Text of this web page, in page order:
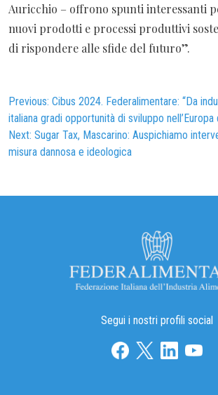
Auricchio – offrono spunti interessanti
nuovi prodotti e processi produttivi
di rispondere alle sfide del futuro”.
Navigazione
articoli
Previous: Cibus 2024. Federalimentare: “Da
italiana gradi opportunità di sviluppo nell’Europa
Next: Sugar Tax, Mascarino: Auspichiamo
misura dannosa e ideologica
Segui i nostri profili social